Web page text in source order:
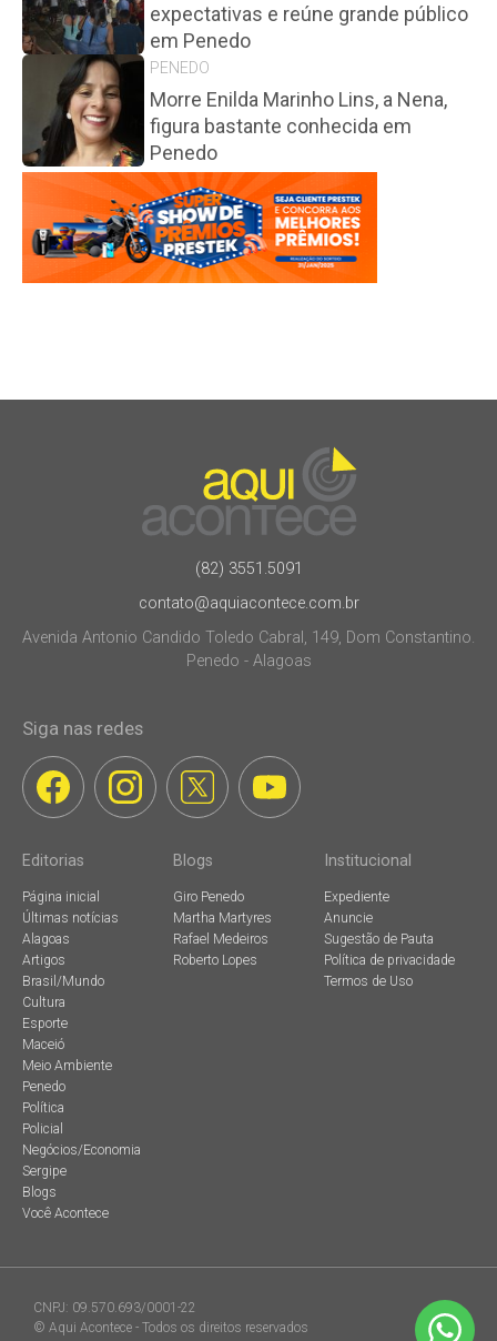
expectativas e reúne grande público
em Penedo
PENEDO
Morre Enilda Marinho Lins, a Nena,
figura bastante conhecida em
Penedo
(82) 3551.5091
contato@aquiacontece.com.br
Avenida Antonio Candido Toledo Cabral, 149, Dom Constantino.
Penedo - Alagoas
Siga nas redes
Editorias
Página inicial
Últimas notícias
Alagoas
Artigos
Brasil/Mundo
Cultura
Esporte
Maceió
Meio Ambiente
Penedo
Política
Policial
Negócios/Economia
Sergipe
Blogs
Você Acontece
Blogs
Giro Penedo
Martha Martyres
Rafael Medeiros
Roberto Lopes
Institucional
Expediente
Anuncie
Sugestão de Pauta
Política de privacidade
Termos de Uso
CNPJ: 09.570.693/0001-22
© Aqui Acontece - Todos os direitos reservados